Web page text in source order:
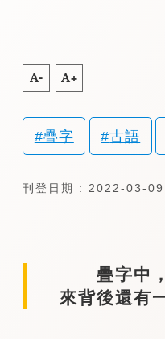
A- A+
疊字 古語
刊登日期 : 2022-03-09
疊字中，
來背後還有